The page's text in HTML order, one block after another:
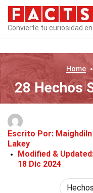
Convierte tu curiosidad
Home
28 Hechos
Escrito Por: Maighdiln
Lakey
Modified &
18 Dic 2024